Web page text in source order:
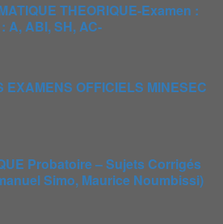
THEORIQUE-Examen :
A, ABI, SH, AC-
EXAMENS OFFICIELS MINESEC
Probatoire – Sujets Corrigés
Simo, Maurice Noumbissi)